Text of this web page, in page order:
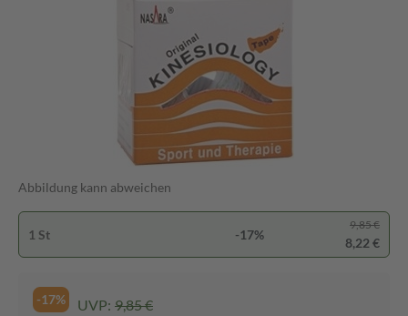
Abbildung kann abweichen
1 St -17%
9,85 €
8,22 €
-17% UVP: 9,85 €